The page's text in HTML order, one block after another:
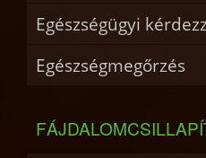
Egészségügyi
Egészségmegőrzés